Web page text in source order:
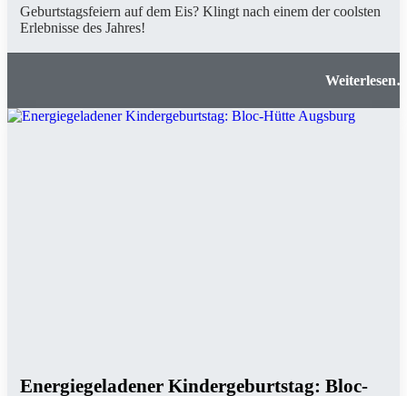
Geburtstagsfeiern auf dem Eis? Klingt nach einem der coolsten
Erlebnisse des Jahres!
Energiegeladener Kindergeburtstag: Bloc-